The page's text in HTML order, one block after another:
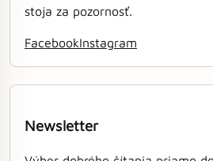
stoja za pozornosť.
FacebookInstagram
Newsletter